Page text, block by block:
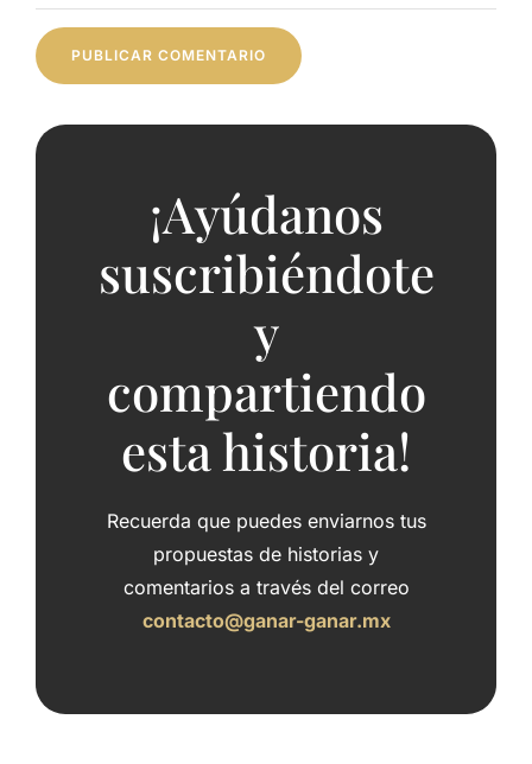
¡Ayúdanos
suscribiéndote
y
compartiendo
esta historia!
Recuerda que puedes enviarnos tus
propuestas de historias y
comentarios a través del correo
contacto@ganar-ganar.mx